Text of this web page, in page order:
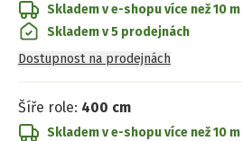
Skladem v e-shopuvíce než 10 m
Skladem v 5 prodejnách
Dostupnost na prodejnách
Šíře role: 400 cm
Skladem v e-shopuvíce než 10 m